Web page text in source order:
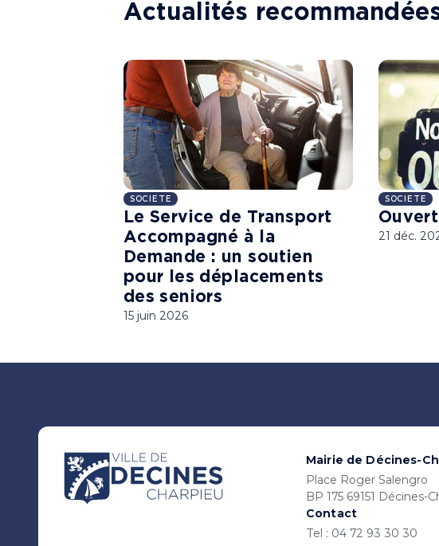
Actualités
Le Service de Transport
Accompagné à la
Demande : un soutien
pour les déplacements
des seniors
SOCIETE
15 juin 2026
SOCIETE
21 déc.
Mairie de Décines-
Place Roger Salengro
BP 175 69151 Décines-
Contact
Tel : 04 72 93 30 30